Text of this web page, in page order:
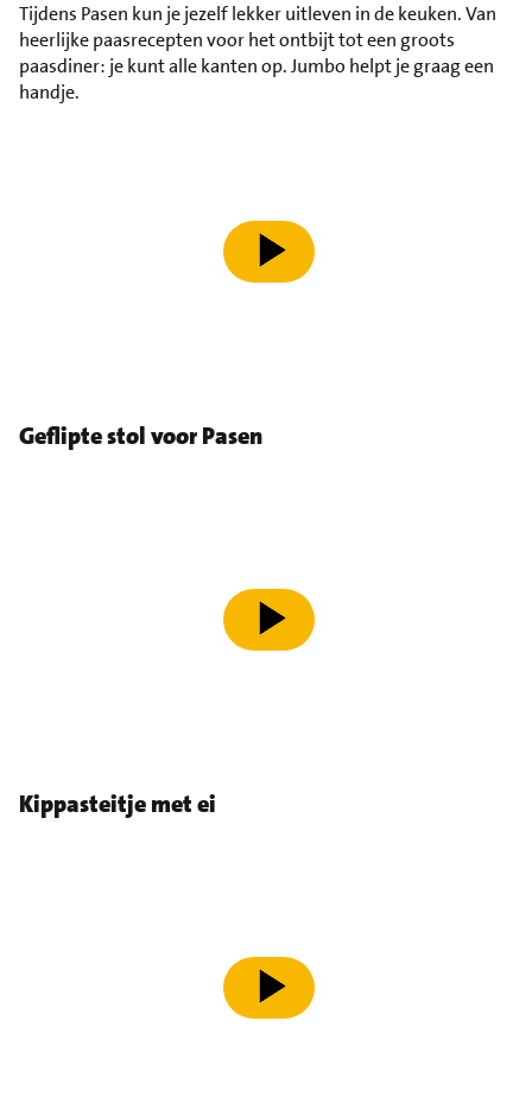
Tijdens Pasen kun je jezelf lekker uitleven in de keuken. Van
heerlijke paasrecepten voor het ontbijt tot een groots
paasdiner: je kunt alle kanten op. Jumbo helpt je graag een
handje.
speel video af
Geflipte stol voor Pasen
speel video af
Kippasteitje met ei
speel video af